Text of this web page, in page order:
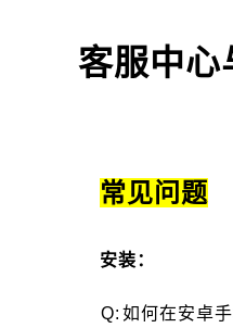
客服中心
常见问题
安装：
Q: 如何在安卓